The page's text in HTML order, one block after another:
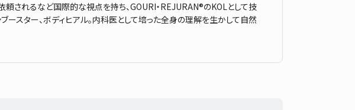
されるなど国際的な視点を持ち、GOURI・REJURAN®のKOLとして技
ースター、ボディヒアル。内科医として培った全身の理解を生かして自然